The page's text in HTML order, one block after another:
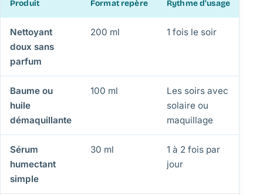
Produit Format repère Rythme d’usage
Nettoyant
doux sans
parfum
200 ml 1 fois le soir
Baume ou
huile
démaquillante
100 ml
Les soirs avec
solaire ou
maquillage
Sérum
humectant
simple
30 ml
1 à 2 fois par
jour